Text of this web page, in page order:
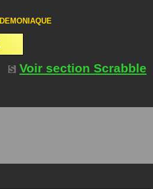
DEMONIAQUE
Voir section Scrabble